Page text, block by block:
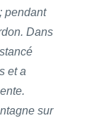
pendant
Dans
et a
sur